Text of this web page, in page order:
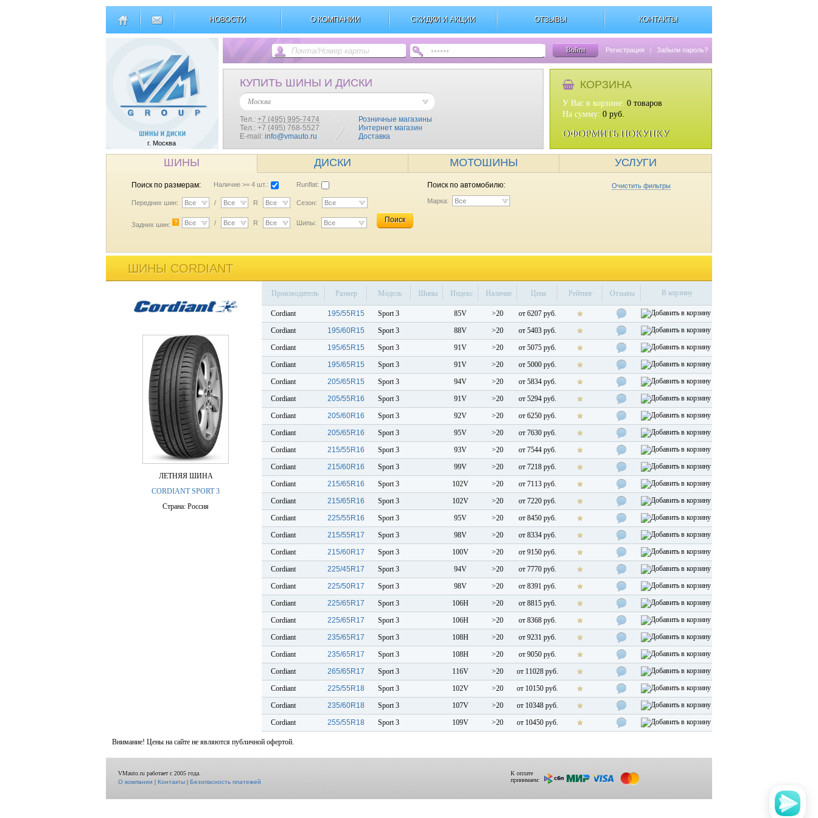
НОВОСТИ О КОМПАНИИ СКИДКИ И АКЦИИ ОТЗЫВЫ КОНТАКТЫ
г. Москва
Войти Регистрация | Забыли пароль?
КУПИТЬ ШИНЫ И ДИСКИ
Москва
Тел.: +7 (495) 995-7474
Тел.: +7 (495) 768-5527
E-mail: info@vmauto.ru
Розничные магазины
Интернет магазин
Доставка
КОРЗИНА
У Вас в корзине: 0 товаров
На сумму: 0 руб.
ОФОРМИТЬ ПОКУПКУ
ШИНЫ ДИСКИ МОТОШИНЫ УСЛУГИ
Поиск по размерам: Наличие >= 4 шт.: Runflat:
Передних шин: Все / Все R Все Сезон: Все
Задних шин: ? Все / Все R Все Шипы: Все Поиск
Поиск по автомобилю: Очистить фильтры
Марка: Все
ШИНЫ CORDIANT
ЛЕТНЯЯ ШИНА
CORDIANT SPORT 3
Страна: Россия
Производитель Размер Модель Шипы Индекс Наличие Цена Рейтинг Отзывы В корзину
Cordiant 195/55R15 Sport 3 85V >20
от 6207 руб.
Cordiant
195/60R15 Sport 3 88V >20
от 5403 руб.
Cordiant
195/65R15 Sport 3 91V >20
от 5075 руб.
Cordiant
195/65R15 Sport 3 91V >20
от 5000 руб.
Cordiant
205/65R15 Sport 3 94V >20
от 5834 руб.
Cordiant
205/55R16 Sport 3 91V >20
от 5294 руб.
Cordiant
205/60R16 Sport 3 92V >20
от 6250 руб.
Cordiant
205/65R16 Sport 3 95V >20
от 7630 руб.
Cordiant
215/55R16 Sport 3 93V >20
от 7544 руб.
Cordiant
215/60R16 Sport 3 99V >20
от 7218 руб.
Cordiant
215/65R16 Sport 3 102V >20
от 7113 руб.
Cordiant
215/65R16 Sport 3 102V >20
от 7220 руб.
Cordiant
225/55R16 Sport 3 95V >20
от 8450 руб.
Cordiant
215/55R17 Sport 3 98V >20
от 8334 руб.
Cordiant
215/60R17 Sport 3 100V >20
от 9150 руб.
Cordiant
225/45R17 Sport 3 94V >20
от 7770 руб.
Cordiant
225/50R17 Sport 3 98V >20
от 8391 руб.
Cordiant
225/65R17 Sport 3 106H >20
от 8815 руб.
Cordiant
225/65R17 Sport 3 106H >20
от 8368 руб.
Cordiant
235/65R17 Sport 3 108H >20
от 9231 руб.
Cordiant
235/65R17 Sport 3 108H >20
от 9050 руб.
Cordiant
265/65R17 Sport 3 116V >20
от 11028 руб.
Cordiant
225/55R18 Sport 3 102V >20
от 10150 руб.
Cordiant
235/60R18 Sport 3 107V >20
от 10348 руб.
Cordiant
255/55R18 Sport 3 109V >20 от 10450 руб.
Внимание! Цены на сайте не являются публичной офертой.
VMauto.ru работает с 2005 года.
О компании|Контакты|Безопасность платежей
К оплате
принимаем: